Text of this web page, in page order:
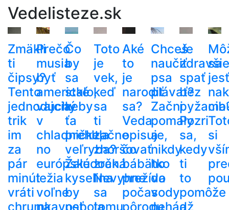
Vedelisteze.sk
Zmäkli
ti
čipsy?
Tento
jednoduchý
trik
im
za
pár
minút
vráti
chrumkavosť
Prečo
musia
byť
americké
vajcia
v
chladničke,
no
európske
ležia
voľne
na
Čo
by
sa
stalo,
keby
ťa
prehltla
veľryba?
Žalúdočná
kyselina
by
nebola
Toto
je
vek,
keď
sa
ti
začne
zhoršovať
zrak.
Nevyhne
sa
tomu
Aké
to
je
narodiť
sa?
Veda
opisuje,
čo
bábätko
prežíva
počas
pôrodu
Chceš
naučiť
psa
plávať?
Začni
pomaly
a
nikdy
ho
do
vody
nehádž
Je
zdravšie
spať
bez
Pozri
sa,
kedy
ti
to
pomôže
a
sa
jesť
si